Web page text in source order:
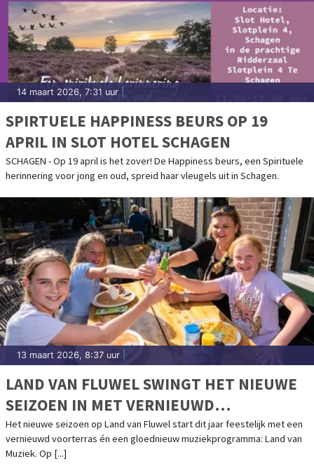
14 maart 2026, 7:31 uur
SPIRTUELE HAPPINESS BEURS OP 19
APRIL IN SLOT HOTEL SCHAGEN
SCHAGEN - Op 19 april is het zover! De Happiness beurs, een Spirituele
herinnering voor jong en oud, spreid haar vleugels uit in Schagen.
13 maart 2026, 8:37 uur
LAND VAN FLUWEL SWINGT HET NIEUWE
SEIZOEN IN MET VERNIEUWD
VOORTERRAS EN LAND VAN MUZIEK
Het nieuwe seizoen op Land van Fluwel start dit jaar feestelijk met een
vernieuwd voorterras én een gloednieuw muziekprogramma: Land van
Muziek. Op [...]